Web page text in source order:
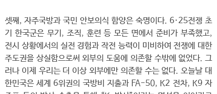
셋째, 자주국방과 국민 안보의식 함양은 숙명이다. 6·25전쟁 초
기 한국군은 무기, 조직, 훈련 등 모든 면에서 준비가 부족했고,
전시 상황에서의 실전 경험과 작전 능력이 미비하여 전쟁에 대한
주도권을 상실함으로써 외부의 도움에 의존할 수밖에 없었다. 그
러나 이제 우리는 더 이상 외부에만 의존할 수는 없다. 오늘날 대
한민국은 세계 6위권의 국방비 지출과 FA-50, K2 전차, K9 자